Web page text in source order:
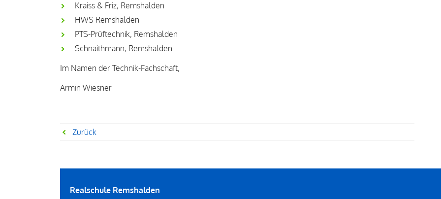
Kraiss & Friz, Remshalden
HWS Remshalden
PTS-Prüftechnik, Remshalden
Schnaithmann, Remshalden
Im Namen der Technik-Fachschaft,
Armin Wiesner
Zurück
Realschule Remshalden